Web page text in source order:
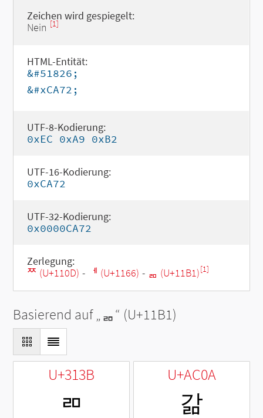
Zeichen wird gespiegelt:
Nein [1]
HTML-Entität:
&#51826;
&#xCA72;
UTF-8-Kodierung:
0xEC 0xA9 0xB2
UTF-16-Kodierung:
0xCA72
UTF-32-Kodierung:
0x0000CA72
Zerlegung:
ᄍ (U+110D) - ᅦ (U+1166) - ᆱ (U+11B1)[1]
Basierend auf „ᆱ“ (U+11B1)
U+313B
ㄻ
U+AC0A
갊